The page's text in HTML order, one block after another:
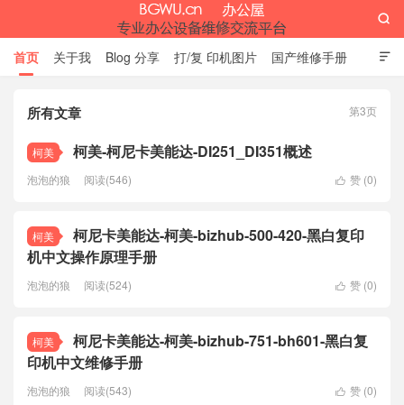
办公屋

首页 关于我 Blog 分享 打/复 印机图片 国产维修手册

所有文章 第3页
柯美 柯美-柯尼卡美能达-DI251_DI351概述
 赞 (0)
泡泡的狼 阅读(546)
柯美
柯尼卡美能达-柯美-bizhub-500-420-黑白复印
机中文操作原理手册
 赞 (0)
泡泡的狼 阅读(524)
柯美
柯尼卡美能达-柯美-bizhub-751-bh601-黑白复
印机中文维修手册
 赞 (0)
泡泡的狼 阅读(543)